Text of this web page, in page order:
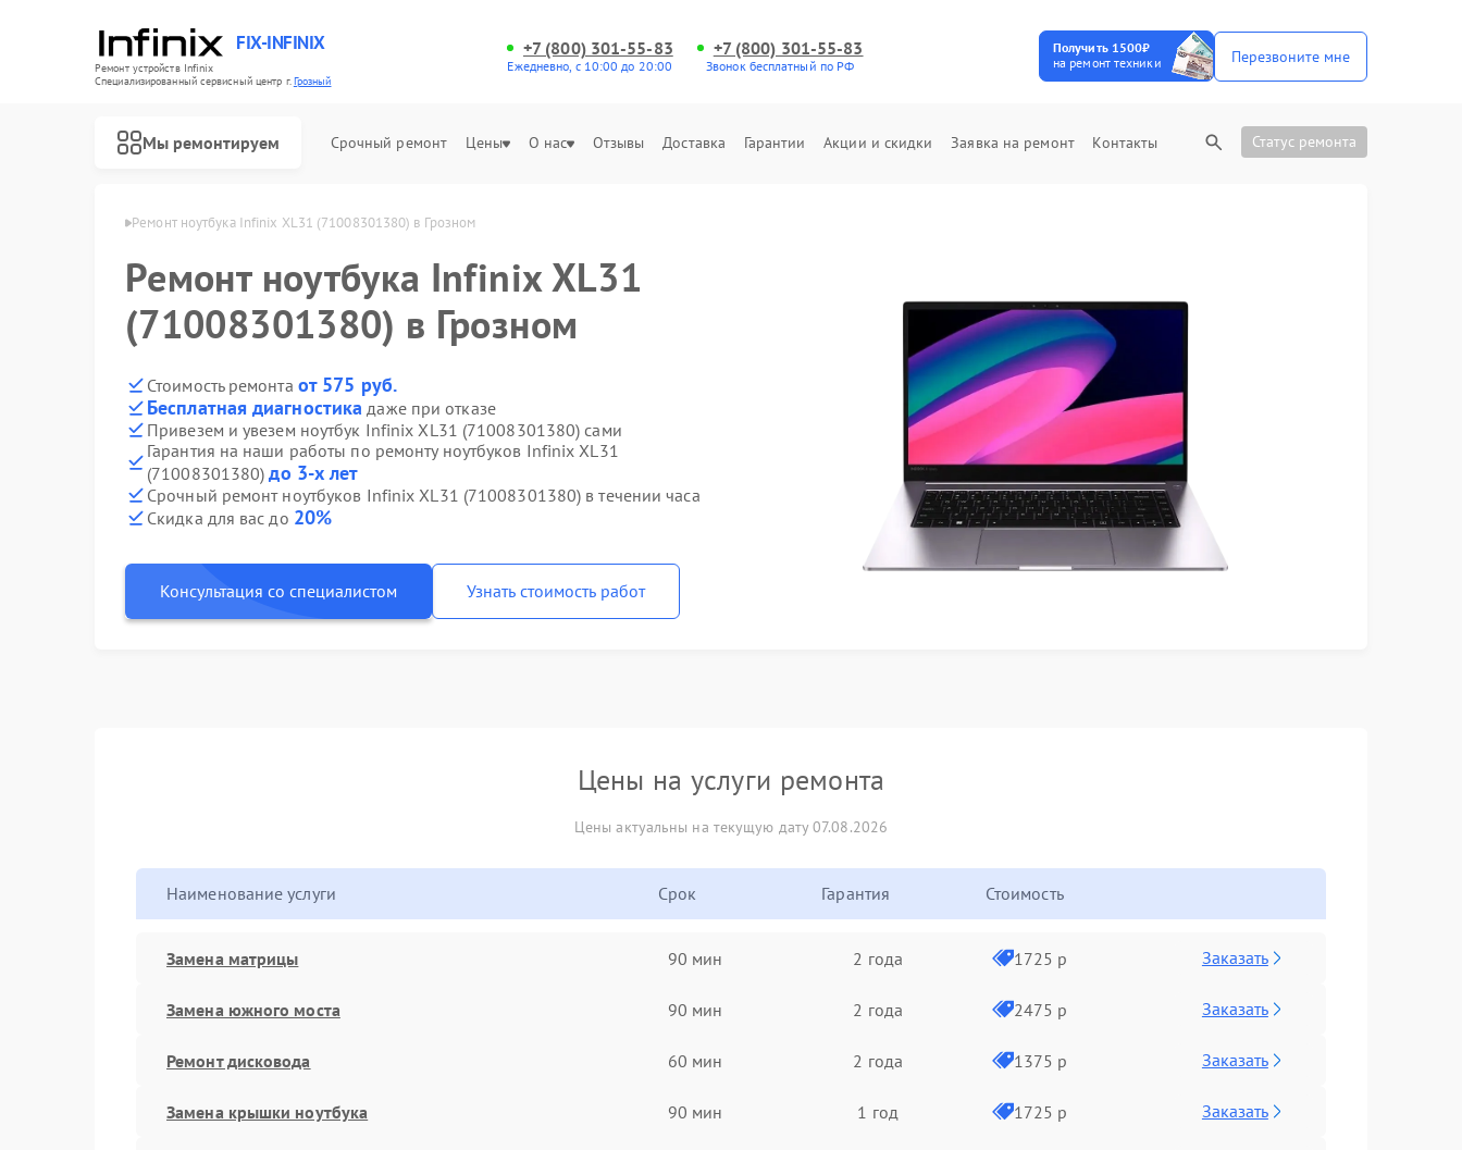
FIX-INFINIX
Ремонт устройств Infinix
Специализированный cервисный центр г.Грозный
+7 (800) 301-55-83
Ежедневно, с 10:00 до 20:00
+7 (800) 301-55-83
Звонок бесплатный по РФ
Получить 1500₽
на ремонт техники
Перезвоните мне
Мы ремонтируем Срочный ремонт Цены О нас Отзывы Доставка Гарантии Акции и скидки Заявка на ремонт Контакты Статус ремонта
Infinix в Грозном Ремонт ноутбука Infinix XL31 (71008301380) в Грозном
Ремонт ноутбука Infinix XL31
(71008301380) в Грозном
Стоимость ремонта от 575 руб.
Бесплатная диагностика даже при отказе
Привезем и увезем ноутбук Infinix XL31 (71008301380) сами
Гарантия на наши работы по ремонту ноутбуков Infinix XL31
(71008301380)до 3-х лет
Срочный ремонт ноутбуков Infinix XL31 (71008301380) в течении часа
Скидка для вас до 20%
Консультация со специалистом Узнать стоимость работ
Цены на услуги ремонта
Цены актуальны на текущую дату 07.08.2026
Наименование услуги Срок Гарантия Стоимость
Замена матрицы 90 мин 2 года 1725 р Заказать
Замена южного моста 90 мин 2 года 2475 р Заказать
Ремонт дисковода 60 мин 2 года 1375 р Заказать
Замена крышки ноутбука 90 мин 1 год 1725 р Заказать